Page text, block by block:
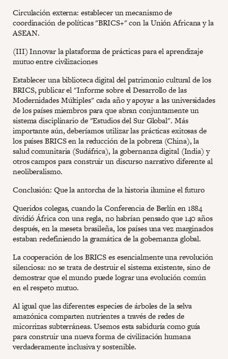
Circulación externa: establecer un mecanismo de
coordinación de políticas "BRICS+" con la Unión Africana y la
ASEAN.
(III) Innovar la plataforma de prácticas para el aprendizaje
mutuo entre civilizaciones
Establecer una biblioteca digital del patrimonio cultural de los
BRICS, publicar el "Informe sobre el Desarrollo de las
Modernidades Múltiples" cada año y apoyar a las universidades
de los países miembros para que abran conjuntamente un
sistema disciplinario de "Estudios del Sur Global". Más
importante aún, deberíamos utilizar las prácticas exitosas de
los países BRICS en la reducción de la pobreza (China), la
salud comunitaria (Sudáfrica), la gobernanza digital (India) y
otros campos para construir un discurso narrativo diferente al
neoliberalismo.
Conclusión: Que la antorcha de la historia ilumine el futuro
Queridos colegas, cuando la Conferencia de Berlín en 1884
dividió África con una regla, no habrían pensado que 140 años
después, en la meseta brasileña, los países una vez marginados
estaban redefiniendo la gramática de la gobernanza global.
La cooperación de los BRICS es esencialmente una revolución
silenciosa: no se trata de destruir el sistema existente, sino de
demostrar que el mundo puede lograr una evolución común
en el respeto mutuo.
Al igual que las diferentes especies de árboles de la selva
amazónica comparten nutrientes a través de redes de
micorrizas subterráneas. Usemos esta sabiduría como guía
para construir una nueva forma de civilización humana
verdaderamente inclusiva y sostenible.